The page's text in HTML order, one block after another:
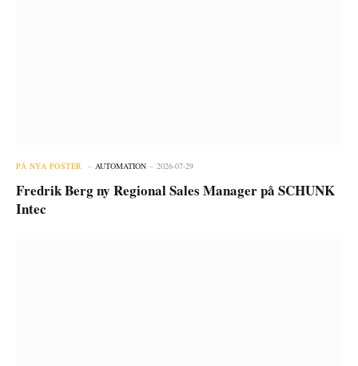
PÅ NYA POSTER AUTOMATION 2026-07-29
Fredrik Berg ny Regional Sales Manager på SCHUNK
Intec